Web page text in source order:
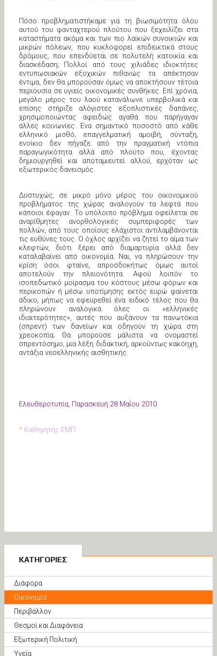
Πόσο προβληματιστήκαμε για τη βιωσιμότητα όλου
αυτού του φανταχτερού πλούτου που ξεχειλίζει στα
καταστήματα ακόμα και των πιο λαϊκών συνοικιών και
μικρών πόλεων, που κυκλοφορεί επιδεικτικά στους
δρόμους, που επενδύεται σε πολυτελή κατοικία και
διασκέδαση; Πολλοί από τους χιλιάδες ιδιοκτήτες
εντυπωσιακών εξοχικών πιθανώς τα απέκτησαν
έντιμα, δεν θα μπορούσαν όμως να αποκτήσουν τέτοια
περιουσία σε υγιείς οικονομικές συνθήκες. Επί χρόνια,
μεγάλο μέρος του λαού κατανάλωνε υπερβολικά και
επίσης στήριζε αλόγιστες εξοπλιστικές δαπάνες,
χρησιμοποιώντας αφειδώς αγαθά που παρήγαγαν
άλλες κοινωνίες. Ενα σημαντικό ποσοστό από κάθε
ελληνικό μισθό, επαγγελματική αμοιβή, σύνταξη,
ενοίκιο δεν πήγαζε από την πραγματική ντόπια
παραγωγικότητα αλλά από πλούτο που, έχοντας
δημιουργηθεί και αποταμιευτεί αλλού, ερχόταν ως
εξωτερικός δανεισμός.
Δυστυχώς, σε μικρό μόνο μέρος του οικονομικού
προβλήματος της χώρας αναλογούν τα λεφτά που
κάποιοι έφαγαν. Το υπόλοιπο πρόβλημα οφείλεται σε
αναρίθμητες ανορθολογικές συμπεριφορές των
πολλών, από τους οποίους ελάχιστοι αντιλαμβάνονται
τις ευθύνες τους. Ο όχλος αρχίζει να ζητεί το αίμα των
κλεφτών, διότι ξέρει από διαμαρτυρία αλλά δεν
καταλαβαίνει από οικονομία. Ναι, να πληρώσουν την
κρίση όσοι φταίνε, απροσδοκήτως όμως αυτοί
αποτελούν την πλειονότητα. Αφού λοιπόν το
ισοπεδωτικό μοίρασμα του κόστους μέσω φόρων και
περικοπών ή μέσω υποτίμησης εκτός ευρώ φαίνεται
άδικο, μήπως να εφευρεθεί ένα ειδικό τέλος που θα
πληρώνουν αναλογικά όλες οι «ελληνικές
ιδιαιτερότητες», αυτές που αυξάνουν τα πανωτόκια
(σπρεντ) των δανείων και οδηγούν τη χώρα στη
χρεοκοπία; Θα μπορούσε μάλιστα να ονομαστεί
σπρεντόσημο, μια λέξη διδακτική, αρκούντως κακόηχη,
αντάξια νεοελληνικής αισθητικής.
Ελευθεροτυπία, Παρασκευή 28 Μαΐου 2010
* Καθηγητής ΕΜΠ
ΚΑΤΗΓΟΡΙΕΣ
Διάφορα
Οικονομία
Περιβάλλον
Θεσμοί και Διαφάνεια
Εξωτερική Πολιτική
Υγεία